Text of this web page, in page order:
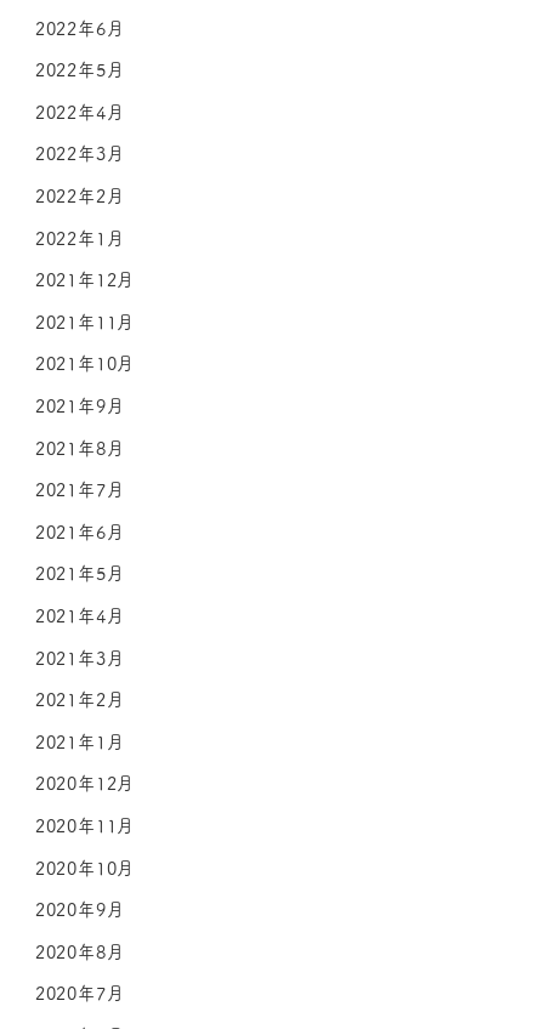
2022年6月
2022年5月
2022年4月
2022年3月
2022年2月
2022年1月
2021年12月
2021年11月
2021年10月
2021年9月
2021年8月
2021年7月
2021年6月
2021年5月
2021年4月
2021年3月
2021年2月
2021年1月
2020年12月
2020年11月
2020年10月
2020年9月
2020年8月
2020年7月